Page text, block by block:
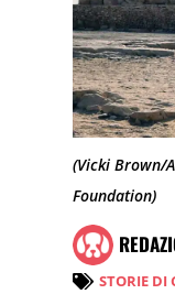
(Vicki Brown/
Foundation)
STORIE DI